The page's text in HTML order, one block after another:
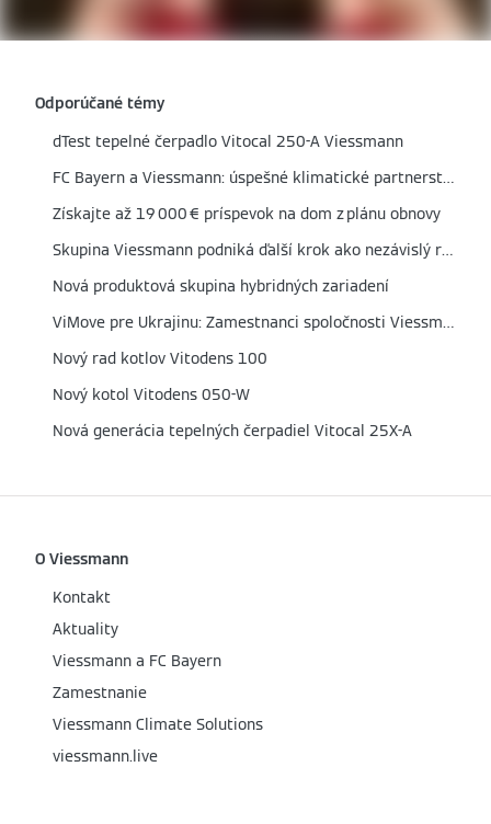
Odporúčané témy
dTest tepelné čerpadlo Vitocal 250-A Viessmann
FC Bayern a Viessmann: úspešné klimatické partnerstvo predĺžené do roku 2026
Získajte až 19 000 € príspevok na dom z plánu obnovy
Skupina Viessmann podniká ďalší krok ako nezávislý rodinný podnik s novým nastavením
Nová produktová skupina hybridných zariadení
ViMove pre Ukrajinu: Zamestnanci spoločnosti Viessmann športovými aktivitami pomáhajú ľudom v núdzi
Nový rad kotlov Vitodens 100
Nový kotol Vitodens 050-W
Nová generácia tepelných čerpadiel Vitocal 25X-A
O Viessmann
Kontakt
Aktuality
Viessmann a FC Bayern
Zamestnanie
Viessmann Climate Solutions
viessmann.live